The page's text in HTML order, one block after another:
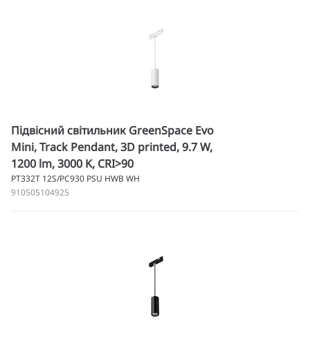
Підвісний світильник GreenSpace Evo
Mini, Track Pendant, 3D printed, 9.7 W,
1200 lm, 3000 K, CRI>90
PT332T 12S/PC930 PSU HWB WH
910505104925